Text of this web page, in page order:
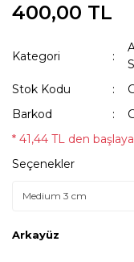
400,00 TL
Kategori
Stok Kodu
Barkod
* 41,44 TL den
Seçenekler
Arkayüz